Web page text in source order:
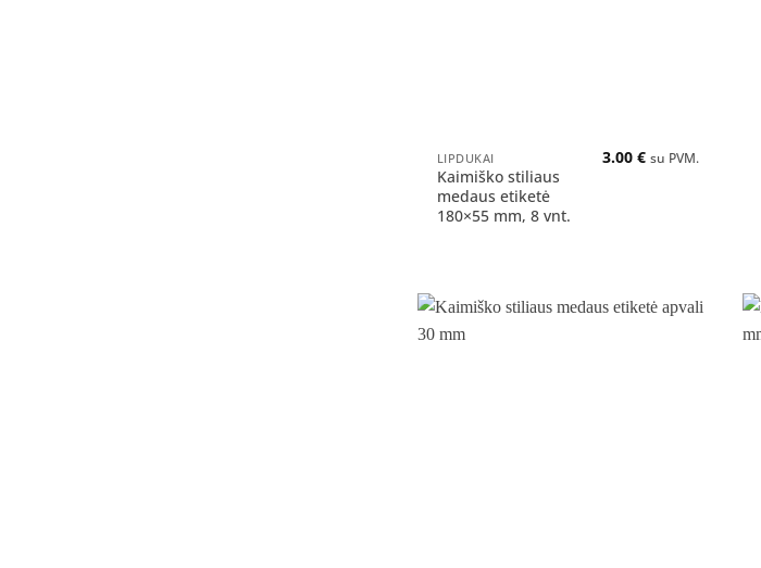
LIPDUKAI
Kaimiško stiliaus
medaus etiketė
180×55 mm, 8 vnt.
3.00 € su PVM.